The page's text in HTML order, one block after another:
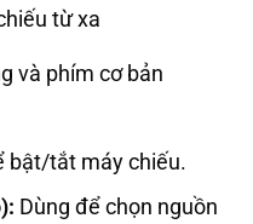
từ xa
và phím cơ bản
bật/tắt máy chiếu.
Dùng để chọn nguồn